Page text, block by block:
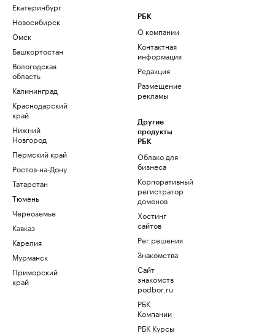
Екатеринбург
Новосибирск
Омск
Башкортостан
Вологодская
область
Калининград
Краснодарский
край
Нижний
Новгород
Пермский край
Ростов-на-Дону
Татарстан
Тюмень
Черноземье
Кавказ
Карелия
Мурманск
Приморский
край
РБК
О компании
Контактная
информация
Редакция
Размещение
рекламы
Другие
продукты
РБК
Облако для
бизнеса
Корпоративный
регистратор
доменов
Хостинг
сайтов
Рег.решения
Знакомства
Сайт
знакомств
podbor.ru
РБК
Компании
РБК Курсы